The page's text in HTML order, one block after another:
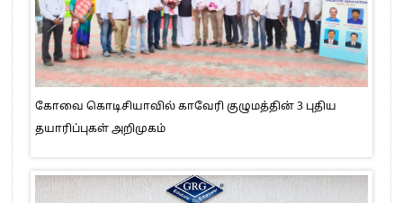
கோவை கொடிசியாவில் காவேரி குழுமத்தின் 3 புதிய
தயாரிப்புகள் அறிமுகம்